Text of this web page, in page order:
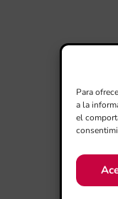
Para
a la
el